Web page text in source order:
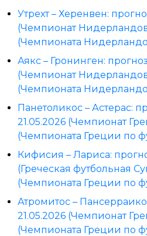
Утрехт – Херенвен:
(Чемпионат
(Чемпионата
Аякс – Гронинген:
(Чемпионат
(Чемпионата
Панетоликос – Астерас:
21.05.2026 (Чемпионат
(Чемпионата Греции по
Кифисия – Лариса:
(Греческая футбольная
(Чемпионата Греции по
Атромитос –
21.05.2026 (Чемпионат
(Чемпионата Греции по